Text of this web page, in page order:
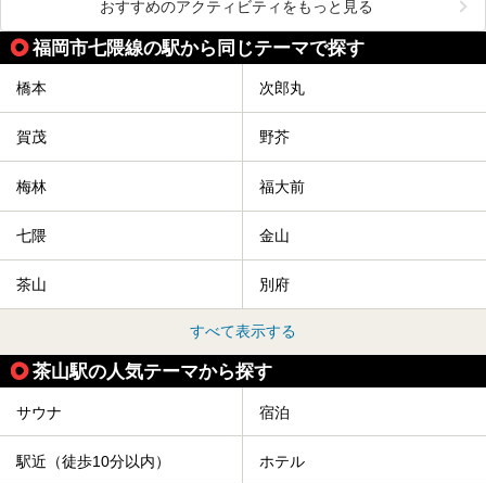
おすすめのアクティビティをもっと見る
福岡市七隈線の駅から同じテーマで探す
橋本 次郎丸
賀茂 野芥
梅林 福大前
七隈 金山
茶山 別府
すべて表示する
茶山駅の人気テーマから探す
サウナ 宿泊
駅近（徒歩10分以内） ホテル